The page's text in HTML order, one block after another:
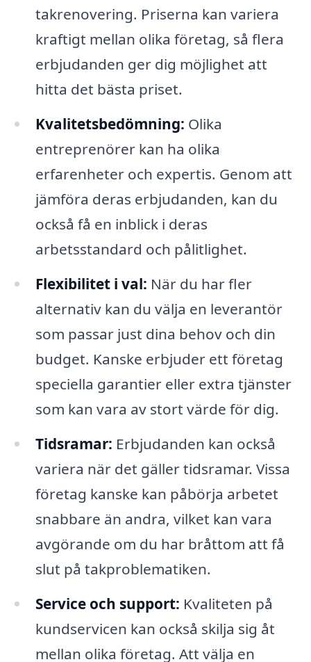
takrenovering. Priserna kan variera
kraftigt mellan olika företag, så flera
erbjudanden ger dig möjlighet att
hitta det bästa priset.
Kvalitetsbedömning: Olika
entreprenörer kan ha olika
erfarenheter och expertis. Genom att
jämföra deras erbjudanden, kan du
också få en inblick i deras
arbetsstandard och pålitlighet.
Flexibilitet i val: När du har fler
alternativ kan du välja en leverantör
som passar just dina behov och din
budget. Kanske erbjuder ett företag
speciella garantier eller extra tjänster
som kan vara av stort värde för dig.
Tidsramar: Erbjudanden kan också
variera när det gäller tidsramar. Vissa
företag kanske kan påbörja arbetet
snabbare än andra, vilket kan vara
avgörande om du har bråttom att få
slut på takproblematiken.
Service och support: Kvaliteten på
kundservicen kan också skilja sig åt
mellan olika företag. Att välja en